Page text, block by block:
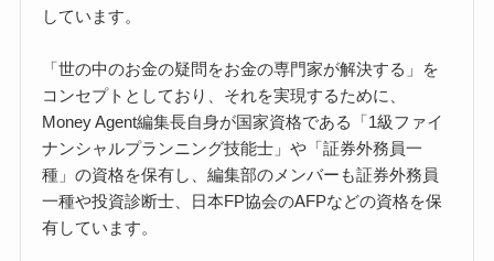
しています。
「世の中のお金の疑問をお金の専門家が解決する」を
コンセプトとしており、それを実現するために、
Money Agent編集長自身が国家資格である「1級ファイ
ナンシャルプランニング技能士」や「証券外務員一
種」の資格を保有し、編集部のメンバーも証券外務員
一種や投資診断士、日本FP協会のAFPなどの資格を保
有しています。